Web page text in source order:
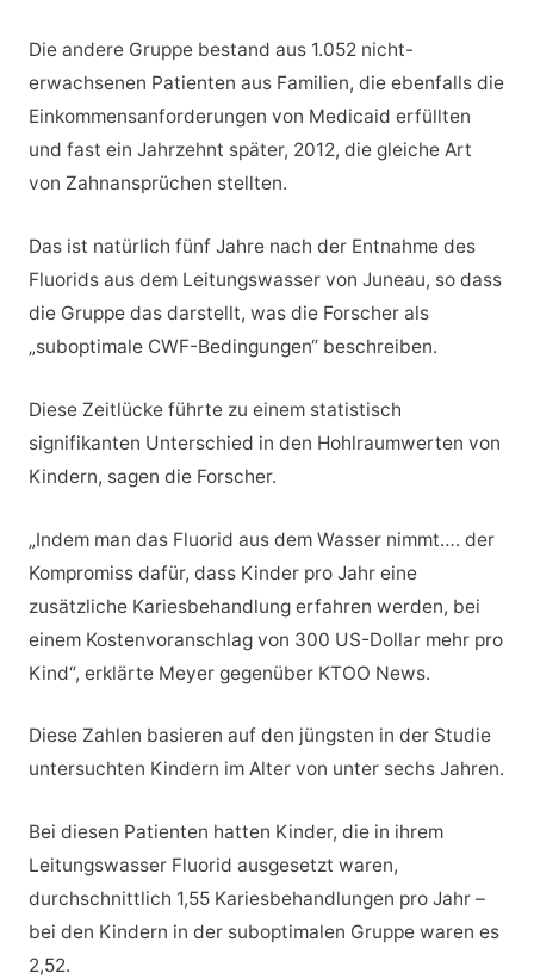
Die andere Gruppe bestand aus 1.052 nicht-
erwachsenen Patienten aus Familien, die ebenfalls die
Einkommensanforderungen von Medicaid erfüllten
und fast ein Jahrzehnt später, 2012, die gleiche Art
von Zahnansprüchen stellten.
Das ist natürlich fünf Jahre nach der Entnahme des
Fluorids aus dem Leitungswasser von Juneau, so dass
die Gruppe das darstellt, was die Forscher als
„suboptimale CWF-Bedingungen“ beschreiben.
Diese Zeitlücke führte zu einem statistisch
signifikanten Unterschied in den Hohlraumwerten von
Kindern, sagen die Forscher.
„Indem man das Fluorid aus dem Wasser nimmt…. der
Kompromiss dafür, dass Kinder pro Jahr eine
zusätzliche Kariesbehandlung erfahren werden, bei
einem Kostenvoranschlag von 300 US-Dollar mehr pro
Kind“, erklärte Meyer gegenüber KTOO News.
Diese Zahlen basieren auf den jüngsten in der Studie
untersuchten Kindern im Alter von unter sechs Jahren.
Bei diesen Patienten hatten Kinder, die in ihrem
Leitungswasser Fluorid ausgesetzt waren,
durchschnittlich 1,55 Kariesbehandlungen pro Jahr –
bei den Kindern in der suboptimalen Gruppe waren es
2,52.